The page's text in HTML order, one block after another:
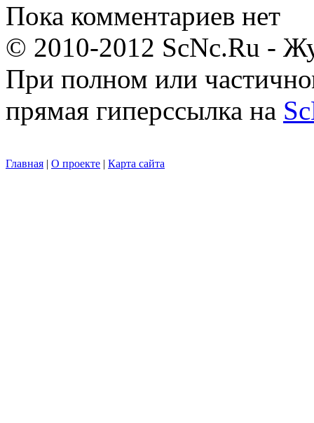
Пока комментариев нет
© 2010-2012 ScNc.Ru -
При полном или
прямая гиперссылка на
Главная | О проекте | Карта сайта